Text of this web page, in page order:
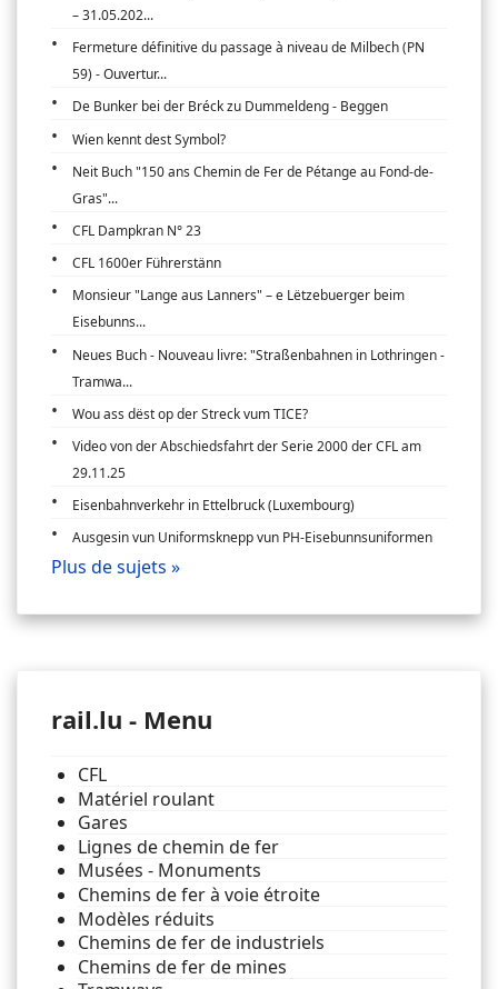
– 31.05.202...
Fermeture définitive du passage à niveau de Milbech (PN
59) - Ouvertur...
De Bunker bei der Bréck zu Dummeldeng - Beggen
Wien kennt dest Symbol?
Neit Buch "150 ans Chemin de Fer de Pétange au Fond-de-
Gras"...
CFL Dampkran N° 23
CFL 1600er Führerstänn
Monsieur "Lange aus Lanners" – e Lëtzebuerger beim
Eisebunns...
Neues Buch - Nouveau livre: "Straßenbahnen in Lothringen -
Tramwa...
Wou ass dëst op der Streck vum TICE?
Video von der Abschiedsfahrt der Serie 2000 der CFL am
29.11.25
Eisenbahnverkehr in Ettelbruck (Luxembourg)
Ausgesin vun Uniformsknepp vun PH-Eisebunnsuniformen
Plus de sujets »
rail.lu - Menu
CFL
Matériel roulant
Gares
Lignes de chemin de fer
Musées - Monuments
Chemins de fer à voie étroite
Modèles réduits
Chemins de fer de industriels
Chemins de fer de mines